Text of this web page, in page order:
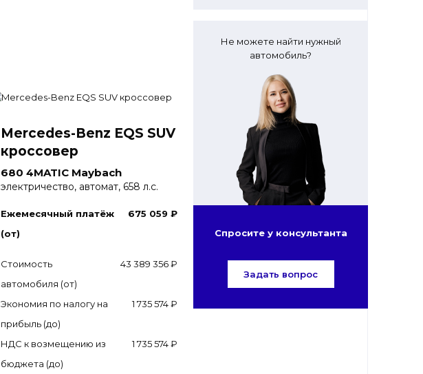
Mercedes-Benz EQS SUV
кроссовер
680 4MATIC Maybach
электричество, автомат, 658 л.с.
Ежемесячный платёж
(от)
675 059 ₽
Стоимость
автомобиля (от)
43 389 356 ₽
Экономия по налогу на
прибыль (до)
1 735 574 ₽
НДС к возмещению из
бюджета (до)
1 735 574 ₽
Не можете найти нужный
автомобиль?
Спросите у консультанта
Задать вопрос